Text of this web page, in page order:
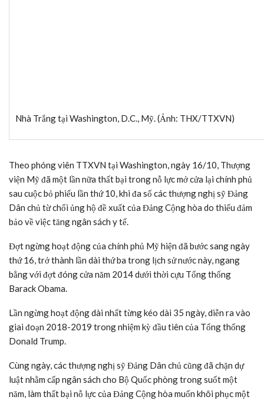
Nhà Trắng tại Washington, D.C., Mỹ. (Ảnh: THX/TTXVN)
Theo phóng viên TTXVN tại Washington, ngày 16/10, Thượng
viện Mỹ đã một lần nữa thất bại trong nỗ lực mở cửa lại chính phủ
sau cuộc bỏ phiếu lần thứ 10, khi đa số các thượng nghị sỹ Đảng
Dân chủ từ chối ủng hộ đề xuất của Đảng Cộng hòa do thiếu đảm
bảo về việc tăng ngân sách y tế.
Đợt ngừng hoạt động của chính phủ Mỹ hiện đã bước sang ngày
thứ 16, trở thành lần dài thứ ba trong lịch sử nước này, ngang
bằng với đợt đóng cửa năm 2014 dưới thời cựu Tổng thống
Barack Obama.
Lần ngừng hoạt động dài nhất từng kéo dài 35 ngày, diễn ra vào
giai đoạn 2018-2019 trong nhiệm kỳ đầu tiên của Tổng thống
Donald Trump.
Cùng ngày, các thượng nghị sỹ Đảng Dân chủ cũng đã chặn dự
luật nhằm cấp ngân sách cho Bộ Quốc phòng trong suốt một
năm, làm thất bại nỗ lực của Đảng Cộng hòa muốn khôi phục một